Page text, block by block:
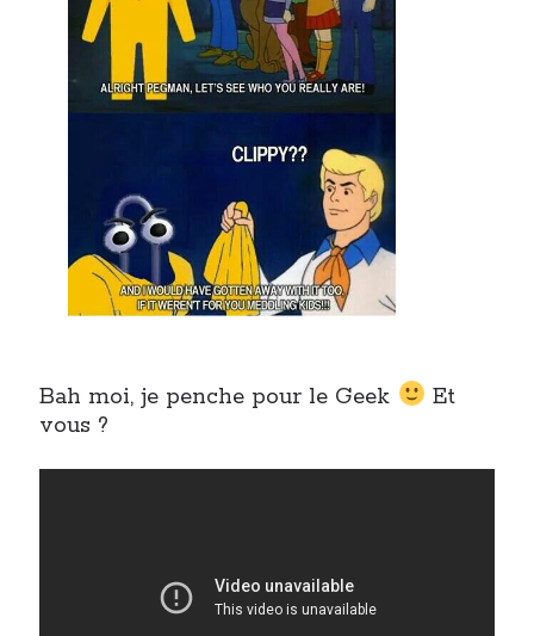
Post inutile
Sorties cuculturelles
Bah moi, je penche pour le Geek
Et
vous ?